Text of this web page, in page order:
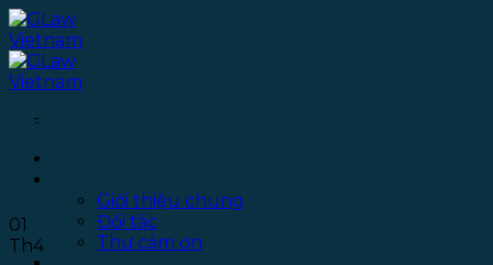
Bỏ
qua
nội
dung
Giới thiệu chung
Đối tác
Thư cảm ơn
Thủ tục thông báo website với Bộ
Công Thương
01
Th4